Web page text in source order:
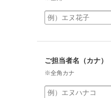
ご担当者名（カナ）
※全角カナ